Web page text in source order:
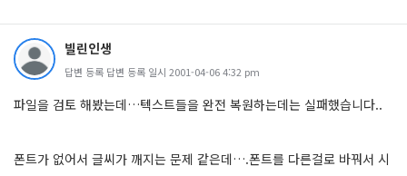
빌린인생
답변 등록 답변 등록 일시 2001-04-06 4:32 pm
파일을 검토 해봤는데…텍스트들을 완전 복원하는데는 실패했습니다..
폰트가 없어서 글씨가 깨지는 문제 같은데….폰트를 다른걸로 바꿔서 시